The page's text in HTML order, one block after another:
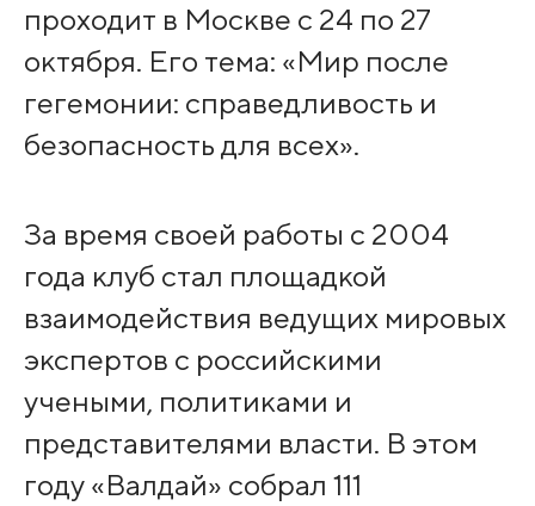
проходит в Москве с 24 по 27
октября. Его тема: «Мир после
гегемонии: справедливость и
безопасность для всех».
За время своей работы с 2004
года клуб стал площадкой
взаимодействия ведущих мировых
экспертов с российскими
учеными, политиками и
представителями власти. В этом
году «Валдай» собрал 111